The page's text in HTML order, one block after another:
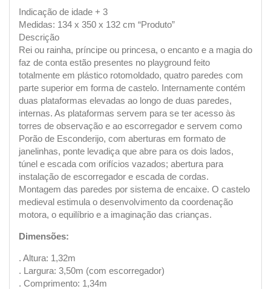
Indicação de idade + 3
Medidas: 134 x 350 x 132 cm “Produto”
Descrição
Rei ou rainha, príncipe ou princesa, o encanto e a magia do
faz de conta estão presentes no playground feito
totalmente em plástico rotomoldado, quatro paredes com
parte superior em forma de castelo. Internamente contém
duas plataformas elevadas ao longo de duas paredes,
internas. As plataformas servem para se ter acesso às
torres de observação e ao escorregador e servem como
Porão de Esconderijo, com aberturas em formato de
janelinhas, ponte levadiça que abre para os dois lados,
túnel e escada com orifícios vazados; abertura para
instalação de escorregador e escada de cordas.
Montagem das paredes por sistema de encaixe. O castelo
medieval estimula o desenvolvimento da coordenação
motora, o equilíbrio e a imaginação das crianças.
Dimensões:
. Altura: 1,32m
. Largura: 3,50m (com escorregador)
. Comprimento: 1,34m